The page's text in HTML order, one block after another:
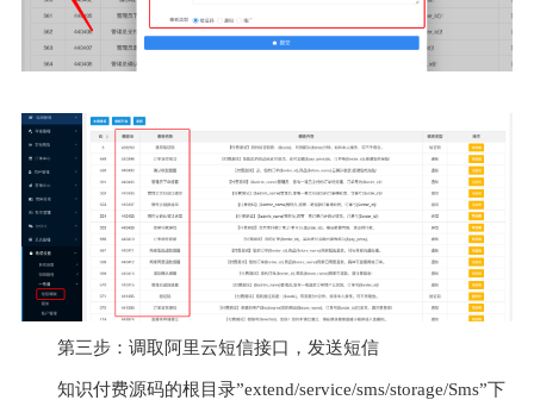
第三步 ： 调取阿里云短信接口 ， 发送短信
知识付费源码的根目录”extend/service/sms/storage/Sms”下